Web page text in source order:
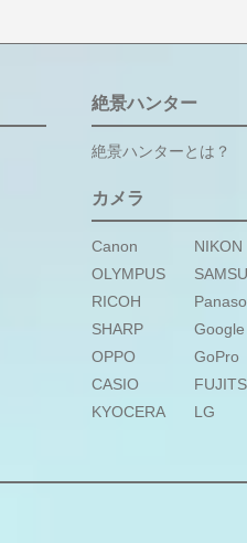
絶景ハンター
絶景ハンターとは？
カメラ
Canon NIKON
OLYMPUS
RICOH
SHARP
Google
OPPO
GoPro
CASIO
KYOCERA
LG